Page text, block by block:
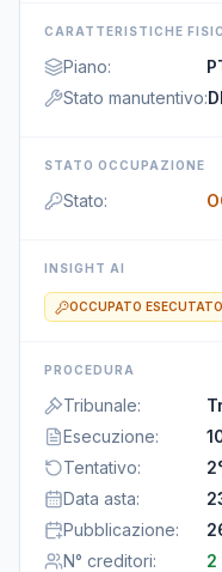
CARATTERISTICHE
Piano:
Stato manutentivo:
STATO OCCUPAZIONE
Stato:
INSIGHT AI
OCCUPATO ESECUTATO
PROCEDURA
Tribunale:
Esecuzione:
Tentativo:
Data asta:
Pubblicazione:
N° creditori:
2